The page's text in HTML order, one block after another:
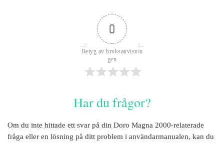
0
Betyg av bruksanvisnin
gen
Har du frågor?
Om du inte hittade ett svar på din Doro Magna 2000-relaterade
fråga eller en lösning på ditt problem i användarmanualen, kan du